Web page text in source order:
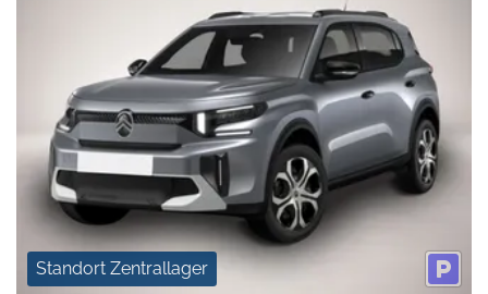
Standort Zentrallager